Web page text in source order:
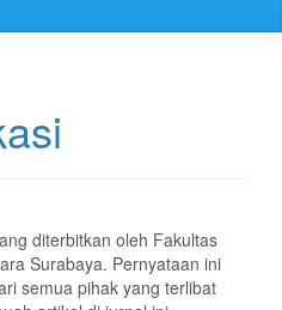
diterbitkan oleh Fakultas
Surabaya. Pernyataan ini
semua pihak yang terlibat